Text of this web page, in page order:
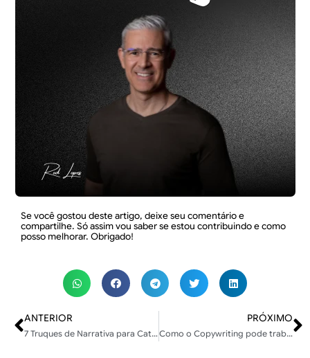
Se você gostou deste artigo, deixe seu comentário e
compartilhe. Só assim vou saber se estou contribuindo e como
posso melhorar. Obrigado!
ANTERIOR
7 Truques de Narrativa para Cativar seu Leitor
PRÓXIMO
Como o Copywriting pode trabalhar junto com a inteligência artificial?